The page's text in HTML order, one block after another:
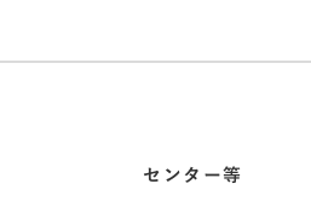
センター等